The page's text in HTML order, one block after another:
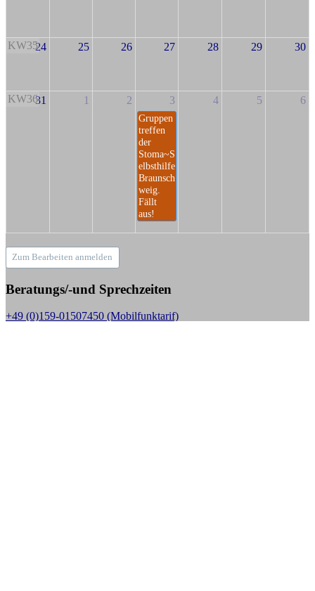
KW3524 25 26 27 28 29 30
KW3631 1 2 3
Gruppen
treffen
der
Stoma~S
elbsthilfe
Braunsch
weig.
Fällt
aus!
4 5 6
Zum Bearbeiten anmelden
Beratungs/-und Sprechzeiten
+49 (0)159-01507450 (Mobilfunktarif)